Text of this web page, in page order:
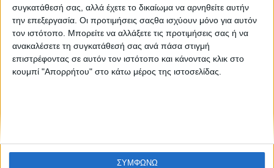
συγκατάθεσή σας, αλλά έχετε το δικαίωμα να αρνηθείτε αυτήν
την επεξεργασία. Οι προτιμήσεις σαςθα ισχύουν μόνο για αυτόν
τον ιστότοπο. Μπορείτε να αλλάξετε τις προτιμήσεις σας ή να
ανακαλέσετε τη συγκατάθεσή σας ανά πάσα στιγμή
επιστρέφοντας σε αυτόν τον ιστότοπο και κάνοντας κλικ στο
κουμπί "Απορρήτου" στο κάτω μέρος της ιστοσελίδας.
ΣΥΜΦΩΝΩ
None feed
CONNECT
NEWSLETTER